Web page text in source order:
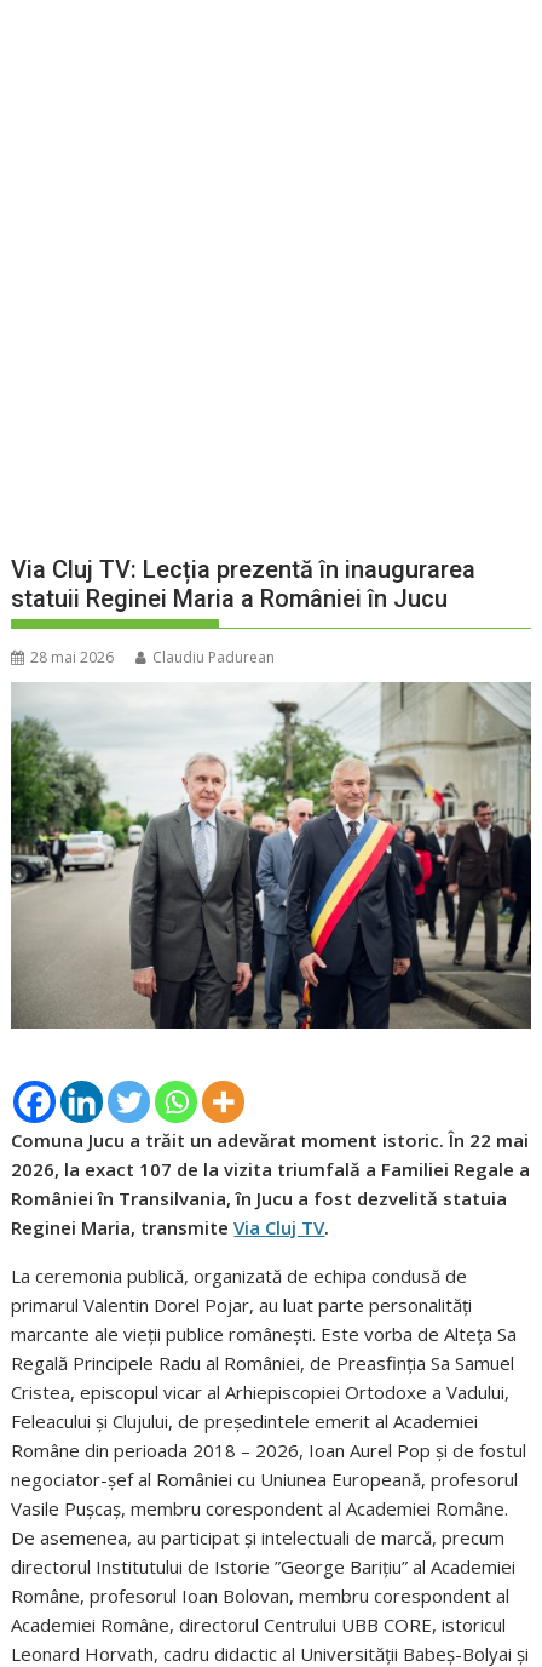
Via Cluj TV: Lecția prezentă în inaugurarea
statuii Reginei Maria a României în Jucu
28 mai 2026 Claudiu Padurean
Comuna Jucu a trăit un adevărat moment istoric. În 22 mai
2026, la exact 107 de la vizita triumfală a Familiei Regale a
României în Transilvania, în Jucu a fost dezvelită statuia
Reginei Maria, transmiteVia Cluj TV.
La ceremonia publică, organizată de echipa condusă de
primarul Valentin Dorel Pojar, au luat parte personalități
marcante ale vieții publice românești. Este vorba de Alteța Sa
Regală Principele Radu al României, de Preasfinția Sa Samuel
Cristea, episcopul vicar al Arhiepiscopiei Ortodoxe a Vadului,
Feleacului și Clujului, de președintele emerit al Academiei
Române din perioada 2018 – 2026, Ioan Aurel Pop și de fostul
negociator-șef al României cu Uniunea Europeană, profesorul
Vasile Pușcaș, membru corespondent al Academiei Române.
De asemenea, au participat și intelectuali de marcă, precum
directorul Institutului de Istorie ”George Barițiu” al Academiei
Române, profesorul Ioan Bolovan, membru corespondent al
Academiei Române, directorul Centrului UBB CORE, istoricul
Leonard Horvath, cadru didactic al Universității Babeș-Bolyai și